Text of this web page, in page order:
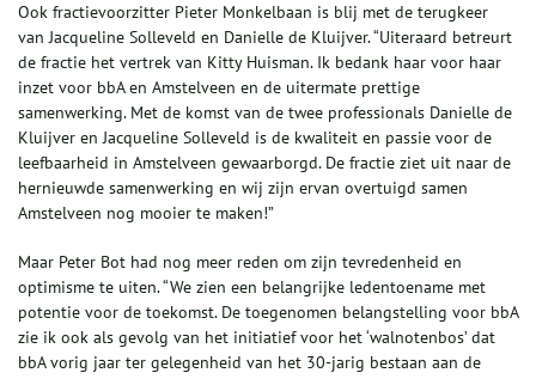
Ook fractievoorzitter Pieter Monkelbaan is blij met de terugkeer
van Jacqueline Solleveld en Danielle de Kluijver. “Uiteraard betreurt
de fractie het vertrek van Kitty Huisman. Ik bedank haar voor haar
inzet voor bbA en Amstelveen en de uitermate prettige
samenwerking. Met de komst van de twee professionals Danielle de
Kluijver en Jacqueline Solleveld is de kwaliteit en passie voor de
leefbaarheid in Amstelveen gewaarborgd. De fractie ziet uit naar de
hernieuwde samenwerking en wij zijn ervan overtuigd samen
Amstelveen nog mooier te maken!”
Maar Peter Bot had nog meer reden om zijn tevredenheid en
optimisme te uiten. “We zien een belangrijke ledentoename met
potentie voor de toekomst. De toegenomen belangstelling voor bbA
zie ik ook als gevolg van het initiatief voor het ‘walnotenbos’ dat
bbA vorig jaar ter gelegenheid van het 30-jarig bestaan aan de